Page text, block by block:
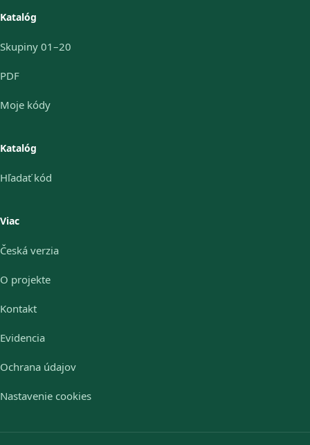
Katalóg
Skupiny 01–20
PDF
Moje kódy
Katalóg
Hľadať kód
Viac
Česká verzia
O projekte
Kontakt
Evidencia
Ochrana údajov
Nastavenie cookies